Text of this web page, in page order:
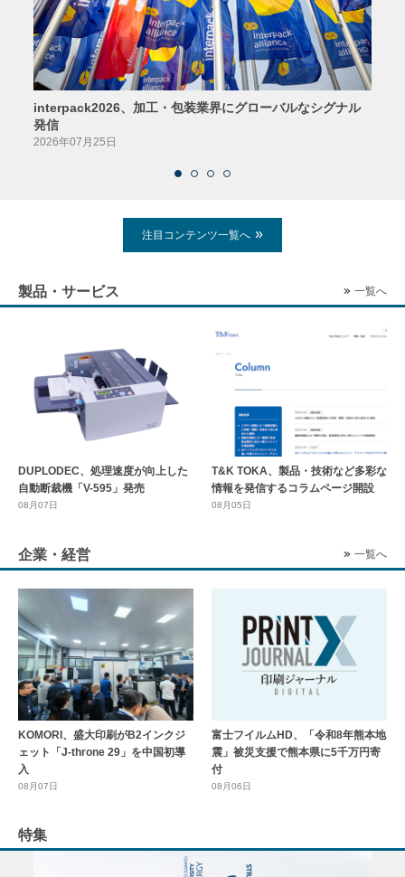
interpack2026、加工・包装業界にグローバルなシグナル
発信
2026年07月25日
注目コンテンツ一覧へ
製品・サービス 一覧へ
DUPLODEC、処理速度が向上した
自動断裁機「V-595」発売
08月07日
T&K TOKA、製品・技術など多彩な
情報を発信するコラムページ開設
08月05日
企業・経営 一覧へ
KOMORI、盛大印刷がB2インクジ
ェット「J-throne 29」を中国初導
入
08月07日
富士フイルムHD、「令和8年熊本地
震」被災支援で熊本県に5千万円寄
付
08月06日
特集